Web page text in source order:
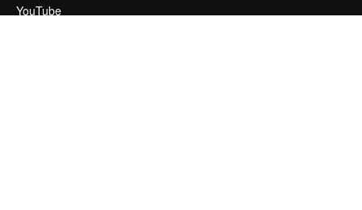
YouTube